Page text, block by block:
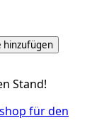
hinzufügen
Stand!